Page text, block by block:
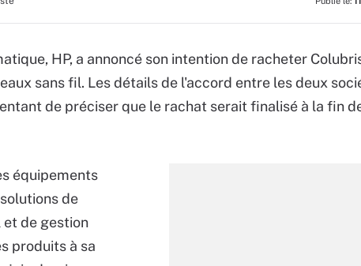
HP, a annoncé son intention de racheter
sans fil. Les détails de l'accord entre les deux
de préciser que le rachat serait finalisé à la fin
équipements
de
et de gestion
produits à sa